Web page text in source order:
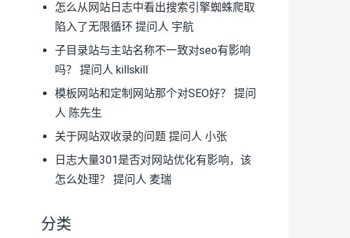
怎么从网站日志中看出搜索引擎蜘蛛爬取
陷入了无限循环 提问人 宇航
子目录站与主站名称不一致对seo有影响
吗？
提问人 killskill
模板网站和定制网站那个对SEO好？
提问
人 陈先生
关于网站双收录的问题提问人 小张
日志大量301是否对网站优化有影响，该
怎么处理？
提问人 麦瑞
分类